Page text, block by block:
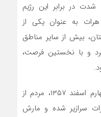
در برابر این رژیم
به عنوان یکی از
بیش از سایر مناطق
و با نخستین فرصت،
در صبحگاه پنجشنبه بیست و چهارم اسفند ۱۳۵۷، مردم از
سرازیر شده و مارش